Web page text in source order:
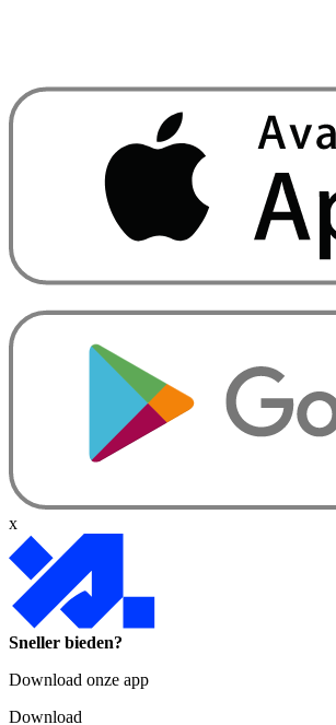
x
Sneller bieden?
Download onze app
Download